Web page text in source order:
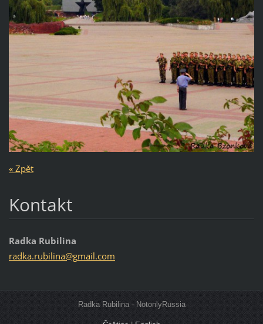
« Zpět
Kontakt
Radka Rubilina
radka.rubilina@gmail.com
Radka Rubilina - NotonlyRussia